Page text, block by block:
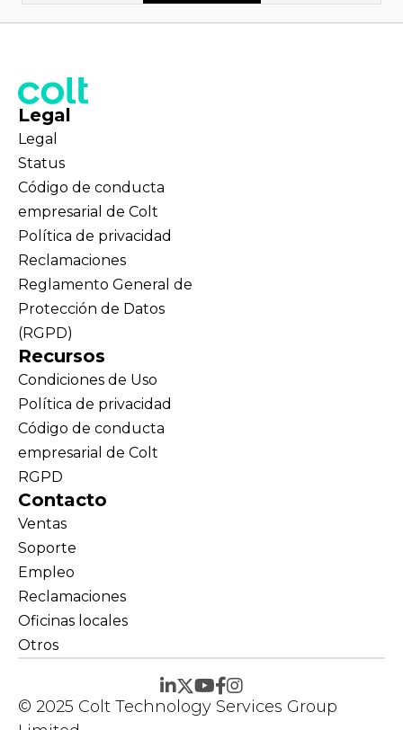
Legal
Legal
Status
Código de conducta
empresarial de Colt
Política de privacidad
Reclamaciones
Reglamento General de
Protección de Datos
(RGPD)
Recursos
Condiciones de Uso
Política de privacidad
Código de conducta
empresarial de Colt
RGPD
Contacto
Ventas
Soporte
Empleo
Reclamaciones
Oficinas locales
Otros
© 2025 Colt Technology Services Group